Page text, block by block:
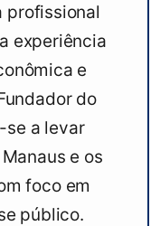
profissional
experiência
e
do
se a levar
e os
foco em
público.